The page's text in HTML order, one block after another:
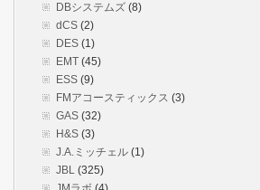
DBシステムズ (8)
dCS (2)
DES (1)
EMT (45)
ESS (9)
FMアコースティックス (3)
GAS (32)
H&S (3)
J.A.ミッチェル (1)
JBL (325)